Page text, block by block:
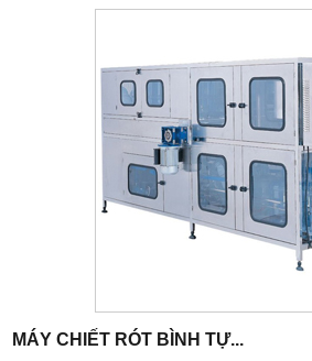
MÁY CHIẾT RÓT BÌNH TỰ...